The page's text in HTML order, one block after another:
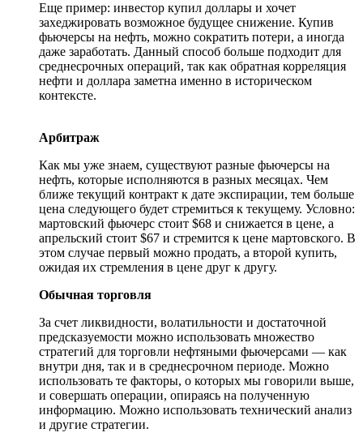
Еще пример: инвестор купил доллары и хочет
захеджировать возможное будущее снижение. Купив
фьючерсы на нефть, можно сократить потери, а иногда
даже заработать. Данный способ больше подходит для
среднесрочных операций, так как обратная корреляция
нефти и доллара заметна именно в историческом
контексте.
Арбитраж
Как мы уже знаем, существуют разные фьючерсы на
нефть, которые исполняются в разных месяцах. Чем
ближе текущий контракт к дате экспирации, тем больше
цена следующего будет стремиться к текущему. Условно:
мартовский фьючерс стоит $68 и снижается в цене, а
апрельский стоит $67 и стремится к цене мартовского. В
этом случае первый можно продать, а второй купить,
ожидая их стремления в цене друг к другу.
Обычная торговля
За счет ликвидности, волатильности и достаточной
предсказуемости можно использовать множество
стратегий для торговли нефтяными фьючерсами — как
внутри дня, так и в среднесрочном периоде. Можно
использовать те факторы, о которых мы говорили выше,
и совершать операции, опираясь на полученную
информацию. Можно использовать технический анализ
и другие стратегии.